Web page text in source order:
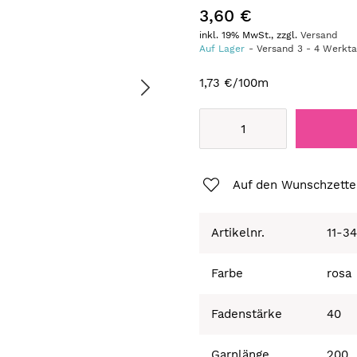
3,60 €
inkl. 19% MwSt., zzgl.Versand
Auf Lager
Versand3 -4
1,73 €/100m
Auf den
Artikelnr. 11-
Farbe rosa
Fadenstärke 40